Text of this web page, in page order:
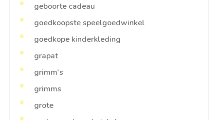
geboorte cadeau
goedkoopste speelgoedwinkel
goedkope kinderkleding
grapat
grimm's
grimms
grote